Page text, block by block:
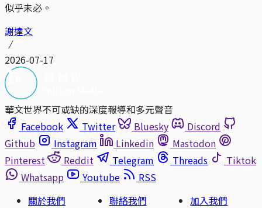
似乎未必。
謝達文
2026-07-17
華文世界不可或缺的深度報導和多元聲音
Facebook
Twitter Bluesky
Discord
Github
Instagram Linkedin
Mastodon
Pinterest
Reddit Telegram Threads
Tiktok
Whatsapp
Youtube
RSS
關於我們
聯絡我們
加入我們